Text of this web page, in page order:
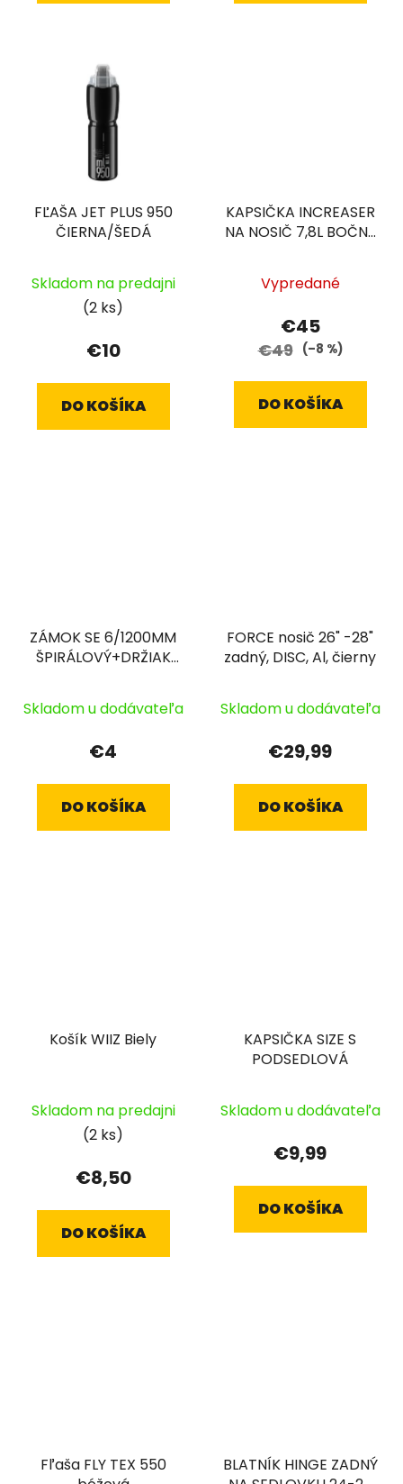
FĽAŠA JET PLUS 950
ČIERNA/ŠEDÁ
Skladom na predajni
(2 ks)
€10
DO KOŠÍKA
KAPSIČKA INCREASER
NA NOSIČ 7,8L BOČNÉ
Vypredané
€45
€49 (–8 %)
DO KOŠÍKA
ZÁMOK SE 6/1200MM
ŠPIRÁLOVÝ+DRŽIAK
Skladom u dodávateľa
€4
DO KOŠÍKA
FORCE nosič 26" -28"
zadný, DISC, Al, čierny
Skladom u dodávateľa
€29,99
DO KOŠÍKA
Košík WIIZ Biely
Skladom na predajni
(2 ks)
€8,50
DO KOŠÍKA
KAPSIČKA SIZE S
PODSEDLOVÁ
Skladom u dodávateľa
€9,99
DO KOŠÍKA
Fľaša FLY TEX 550
BLATNÍK HINGE ZADNÝ